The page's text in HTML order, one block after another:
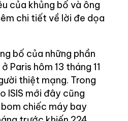
của khủng bố và ông
chi tiết về lời đe dọa
bố của những phần
Paris hôm 13 tháng 11
thiệt mạng. Trong
ISIS mới đây cũng
chiếc máy bay